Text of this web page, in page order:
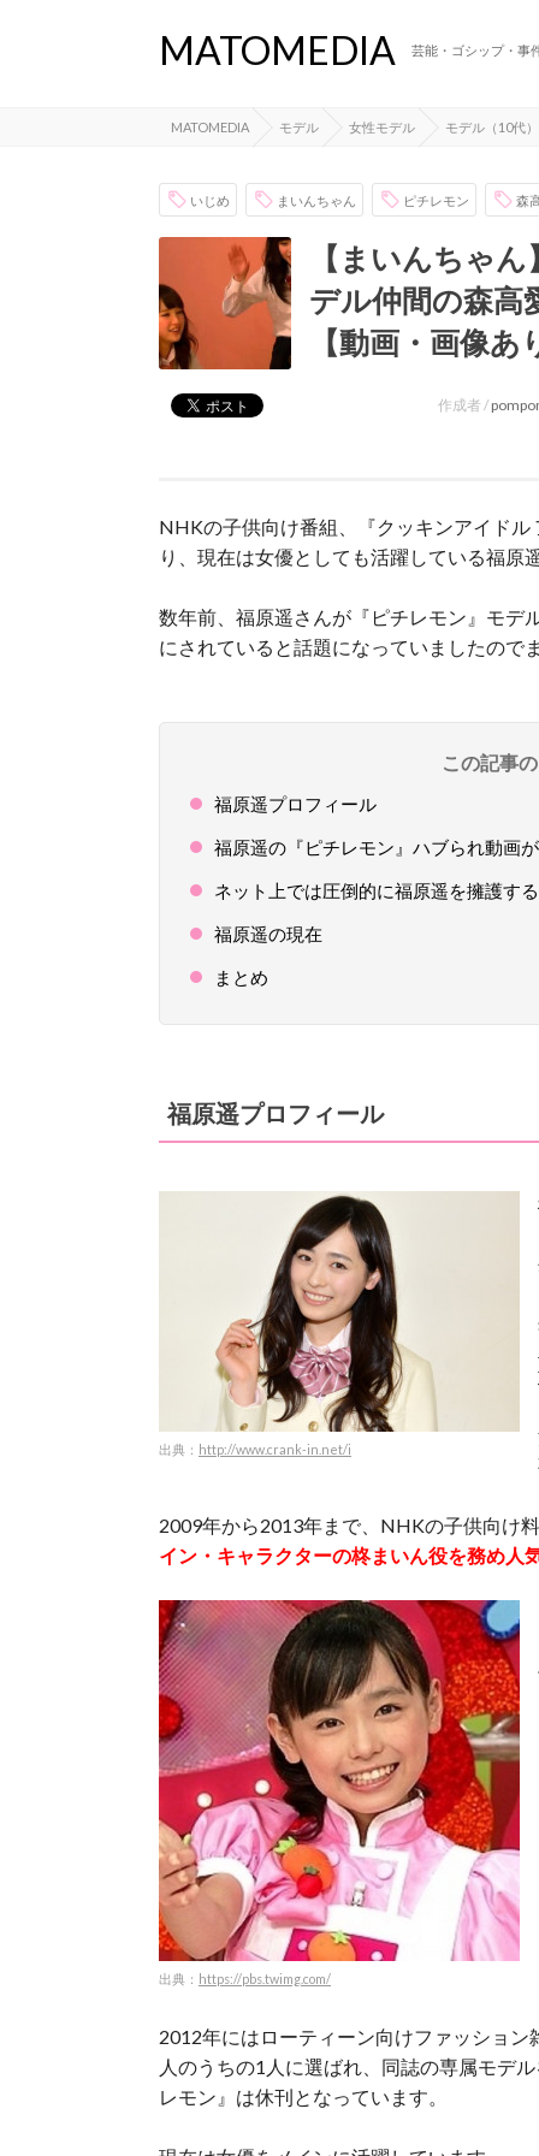
MATOMEDIA 芸能・ゴシップ・事
MATOMEDIA モデル 女性モデル モデル（10代）
いじめ まいんちゃん ピチレモン 森
【まいんちゃ
デル仲間の森高
【動画・画像あ
作成者 /
NHKの子供向け番組、『クッキンアイド
り、現在は女優としても活躍している福原
数年前、福原遥さんが『ピチレモン』モデ
にされていると話題になっていましたので
この記事
福原遥プロフィール
福原遥の『ピチレモン』ハブられ動画
ネット上では圧倒的に福原遥を擁護す
福原遥の現在
まとめ
福原遥プロフィール
出典： http://www.crank-in.net/i
2009年から2013年まで、NHKの子供向け
イン・キャラクターの柊まいん役を務め人
出典： https://pbs.twimg.com/
2012年にはローティーン向けファッショ
人のうちの1人に選ばれ、同誌の専属モデ
レモン』は休刊となっています。